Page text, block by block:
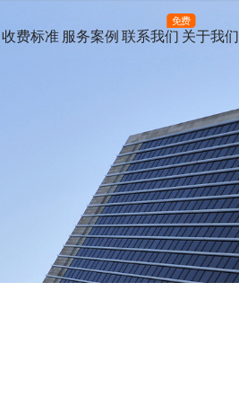
收费标准 服务案例 联系我们
免费
关于我们